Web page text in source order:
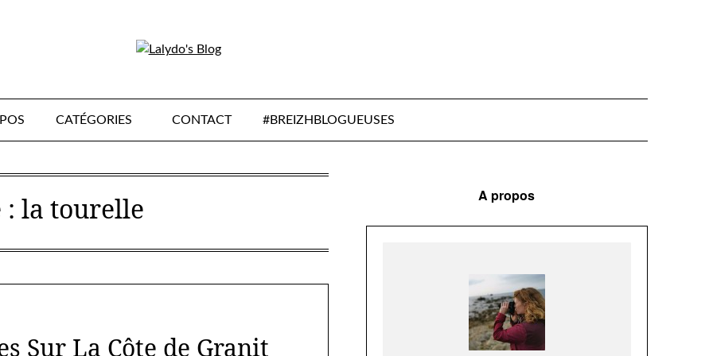
CATÉGORIES CONTACT #BREIZHBLOGUEUSES
:la tourelle
Sur La Côte de Granit
A propos